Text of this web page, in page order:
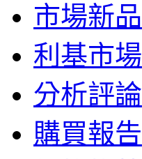
市場新品
利基市場
分析評論
購買報告